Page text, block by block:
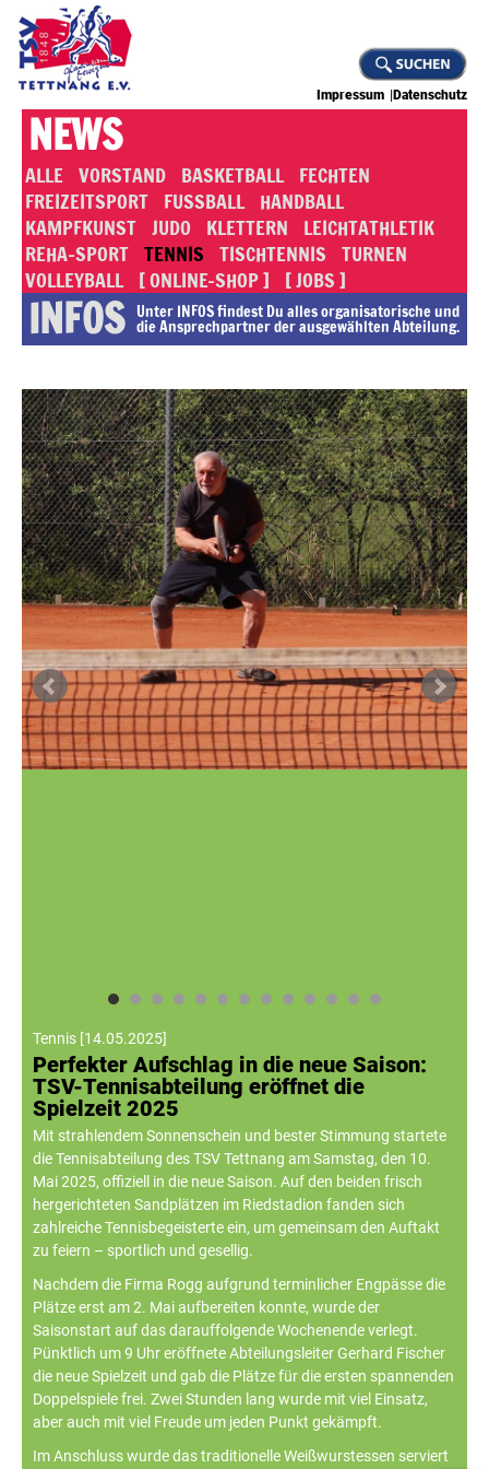
Impressum Datenschutz
NEWS
ALLE VORSTAND BASKETBALL FECHTEN
FREIZEITSPORT FUSSBALL HANDBALL
KAMPFKUNST JUDO KLETTERN
LEICHTATHLETIK
REHA-SPORT TENNIS TISCHTENNIS TURNEN
VOLLEYBALL [ ONLINE-SHOP ] [ JOBS ]
INFOS Unter INFOS findest Du alles or­ga­ni­sa­to­rische und
die An­sprech­part­ner der ausgewählten Abteilung.
Tennis [14.05.2025]
Perfekter Aufschlag in die neue Saison:
TSV-Tennisabteilung eröffnet die
Spielzeit 2025
Mit strahlendem Sonnenschein und bester Stimmung startete
die Tennisabteilung des TSV Tettnang am Samstag, den 10.
Mai 2025, offiziell in die neue Saison. Auf den beiden frisch
hergerichteten Sandplätzen im Riedstadion fanden sich
zahlreiche Tennisbegeisterte ein, um gemeinsam den Auftakt
zu feiern – sportlich und gesellig.
Nachdem die Firma Rogg aufgrund terminlicher Engpässe die
Plätze erst am 2. Mai aufbereiten konnte, wurde der
Saisonstart auf das darauffolgende Wochenende verlegt.
Pünktlich um 9 Uhr eröffnete Abteilungsleiter Gerhard Fischer
die neue Spielzeit und gab die Plätze für die ersten spannenden
Doppelspiele frei. Zwei Stunden lang wurde mit viel Einsatz,
aber auch mit viel Freude um jeden Punkt gekämpft.
Im Anschluss wurde das traditionelle Weißwurstessen serviert